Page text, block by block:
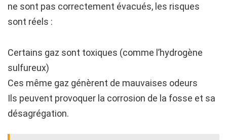
ne sont pas correctement évacués, les risques
sont réels :
Certains gaz sont toxiques (comme l’hydrogène
sulfureux)
Ces même gaz génèrent de mauvaises odeurs
Ils peuvent provoquer la corrosion de la fosse et sa
désagrégation.